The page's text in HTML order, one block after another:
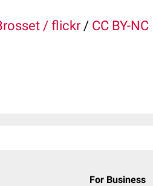
/ flickr/ CC BY-NC
For Business